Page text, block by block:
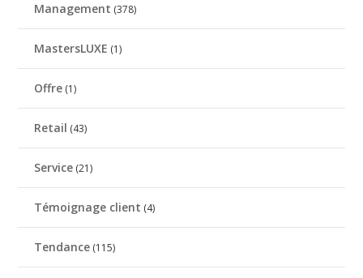
Management (378)
MastersLUXE (1)
Offre (1)
Retail (43)
Service (21)
Témoignage client (4)
Tendance (115)